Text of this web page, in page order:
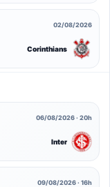
02/08/2026
Corinthians
06/08/2026 · 20h
Inter
09/08/2026 · 16h